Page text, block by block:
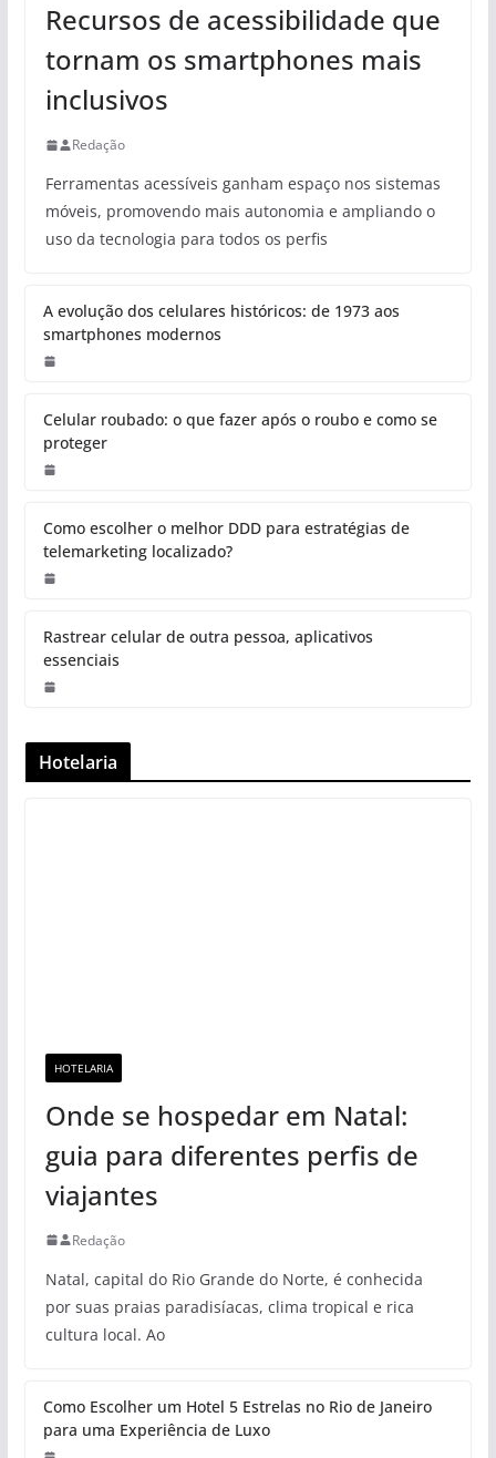
Recursos de acessibilidade que
tornam os smartphones mais
inclusivos
Redação
Ferramentas acessíveis ganham espaço nos sistemas
móveis, promovendo mais autonomia e ampliando o
uso da tecnologia para todos os perfis
A evolução dos celulares históricos: de 1973 aos
smartphones modernos
Celular roubado: o que fazer após o roubo e como se
proteger
Como escolher o melhor DDD para estratégias de
telemarketing localizado?
Rastrear celular de outra pessoa, aplicativos
essenciais
Hotelaria
HOTELARIA
Onde se hospedar em Natal:
guia para diferentes perfis de
viajantes
Redação
Natal, capital do Rio Grande do Norte, é conhecida
por suas praias paradisíacas, clima tropical e rica
cultura local. Ao
Como Escolher um Hotel 5 Estrelas no Rio de Janeiro
para uma Experiência de Luxo